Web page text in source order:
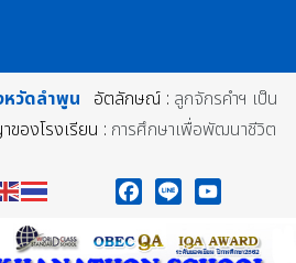
หวัดลำพูน อัตลักษณ์ : ลูกจักรคำฯ เป็น
ของโรงเรียน : การศึกษาเพื่อพัฒนาชีวิต